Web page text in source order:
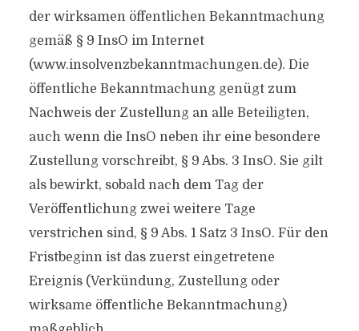
der wirksamen öffentlichen Bekanntmachung
gemäß § 9 InsO im Internet
(www.insolvenzbekanntmachungen.de). Die
öffentliche Bekanntmachung genügt zum
Nachweis der Zustellung an alle Beteiligten,
auch wenn die InsO neben ihr eine besondere
Zustellung vorschreibt, § 9 Abs. 3 InsO. Sie gilt
als bewirkt, sobald nach dem Tag der
Veröffentlichung zwei weitere Tage
verstrichen sind, § 9 Abs. 1 Satz 3 InsO. Für den
Fristbeginn ist das zuerst eingetretene
Ereignis (Verkündung, Zustellung oder
wirksame öffentliche Bekanntmachung)